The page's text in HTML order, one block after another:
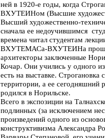
ней в 1920-е годы, когда
ВХУТЕИНом (Высшие
Высший художественно-
сначала ее недоучившимся
времена читал студентам
ВХУТЕМАСа-ВХУТЕИНа
архитекторы заключенные
Кочар. Они учились у одного
есть на выставке.
территории, а ее сегодняшний
родился в Норильске.
Всего в экспозиции на
подлинных (за исключением
произведений одного из
конструктивизма Александра